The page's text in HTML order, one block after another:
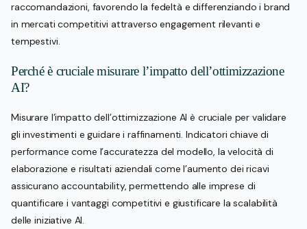
raccomandazioni, favorendo la fedeltà e differenziando i brand
in mercati competitivi attraverso engagement rilevanti e
tempestivi.
Perché è cruciale misurare l’impatto dell’ottimizzazione
AI?
Misurare l’impatto dell’ottimizzazione AI è cruciale per validare
gli investimenti e guidare i raffinamenti. Indicatori chiave di
performance come l’accuratezza del modello, la velocità di
elaborazione e risultati aziendali come l’aumento dei ricavi
assicurano accountability, permettendo alle imprese di
quantificare i vantaggi competitivi e giustificare la scalabilità
delle iniziative AI.